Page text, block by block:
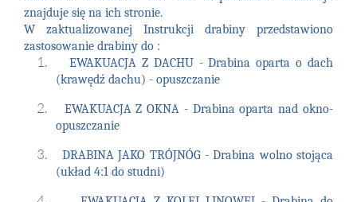
znajduje się na ich stronie.
W zaktualizowanej Instrukcji drabiny przedstawiono
zastosowanie drabiny do :
EWAKUACJA Z DACHU - Drabina oparta o dach
(krawędź dachu) - opuszczanie
EWAKUACJA Z OKNA - Drabina oparta nad okno-
opuszczanie
DRABINA JAKO TRÓJNÓG - Drabina wolno stojąca
(układ 4:1 do studni)